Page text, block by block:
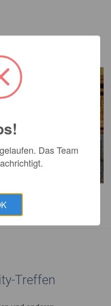
Treffen
Das Team